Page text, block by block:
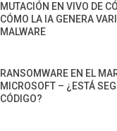
MUTACIÓN EN VIVO DE
CÓMO LA IA GENERA
MALWARE
RANSOMWARE EN EL
MICROSOFT – ¿ESTÁ
CÓDIGO?